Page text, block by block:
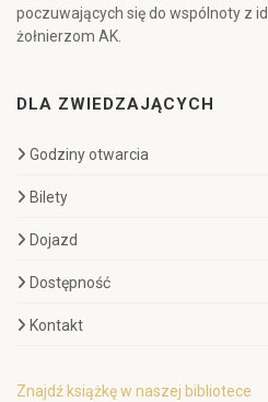
poczuwających się do wspólnoty z
żołnierzom AK.
DLA ZWIEDZAJĄCYCH
Godziny otwarcia
Bilety
Dojazd
Dostępność
Kontakt
Znajdź książkę w naszej bibliotece